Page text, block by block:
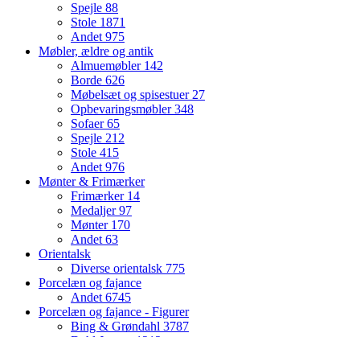
Spejle 88
Stole 1871
Andet 975
Møbler, ældre og antik
Almuemøbler 142
Borde 626
Møbelsæt og spisestuer 27
Opbevaringsmøbler348
Sofaer65
Spejle 212
Stole 415
Andet 976
Mønter & Frimærker
Frimærker 14
Medaljer97
Mønter 170
Andet 63
Orientalsk
Diverse orientalsk 775
Porcelæn og fajance
Andet 6745
Porcelæn og fajance - Figurer
Bing & Grøndahl 3787